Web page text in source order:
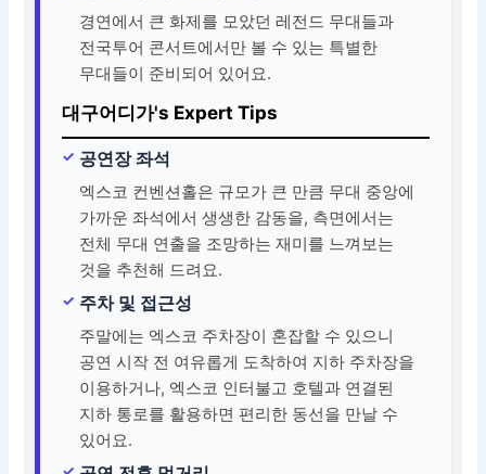
경연에서 큰 화제를 모았던 레전드 무대들과
전국투어 콘서트에서만 볼 수 있는 특별한
무대들이 준비되어 있어요.
대구어디가's Expert Tips
공연장 좌석
엑스코 컨벤션홀은 규모가 큰 만큼 무대 중앙에
가까운 좌석에서 생생한 감동을, 측면에서는
전체 무대 연출을 조망하는 재미를 느껴보는
것을 추천해 드려요.
주차 및 접근성
주말에는 엑스코 주차장이 혼잡할 수 있으니
공연 시작 전 여유롭게 도착하여 지하 주차장을
이용하거나, 엑스코 인터불고 호텔과 연결된
지하 통로를 활용하면 편리한 동선을 만날 수
있어요.